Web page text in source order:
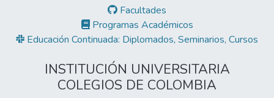
Facultades
Programas Académicos
Educación Continuada: Diplomados, Seminarios, Cursos
INSTITUCIÓN UNIVERSITARIA
COLEGIOS DE COLOMBIA